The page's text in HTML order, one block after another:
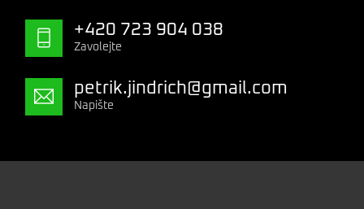
+420 723 904 038
Zavolejte
petrik.jindrich@gmail.com
Napište